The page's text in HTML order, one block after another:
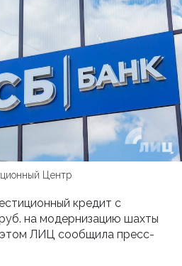
Центр
кредит с
на модернизацию шахты
ЛИЦ сообщила пресс-